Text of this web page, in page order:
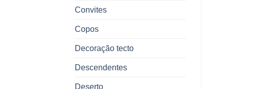
Convites
Copos
Decoração tecto
Descendentes
Deserto